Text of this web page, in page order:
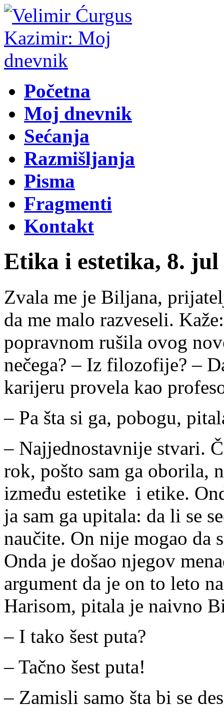
Početna
Moj dnevnik
Sećanja
Razmišljanja
Pisma
Fragmenti
Kontakt
Etika i estetika, 8. jul
Zvala me je Biljana,
da me malo razveseli.
popravnom rušila ovog
nečega? – Iz filozofije? –
karijeru provela kao
– Pa šta si ga, pobogu,
– Najjednostavnije stvari.
rok, pošto sam ga oborila,
između estetike i etike.
ja sam ga upitala: da li se
naučite. On nije mogao da
Onda je došao njegov
argument da je on to leto
Harisom, pitala je naivno
– I tako šest puta?
– Tačno šest puta!
– Zamisli samo šta bi se